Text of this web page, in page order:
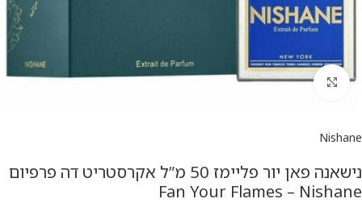
להגדלת התמונה
Nishane
נישאנה פאן יור פליימז 50 מ”ל אקרסטריט דה פרפיום
Fan Your Flames – Nishane